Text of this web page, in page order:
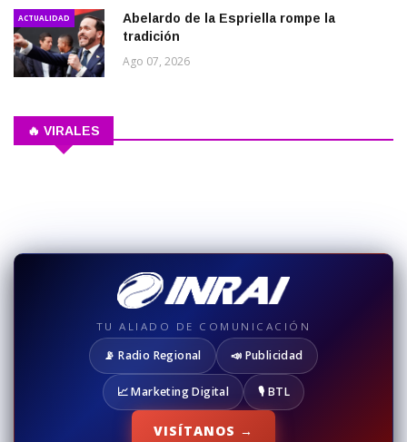
ACTUALIDAD
Abelardo de la Espriella rompe la
tradición
Ago 07, 2026
🔥 VIRALES
TU ALIADO DE COMUNICACIÓN
📡 Radio Regional 📣 Publicidad
📈 Marketing Digital 🎙️ BTL
VISÍTANOS →